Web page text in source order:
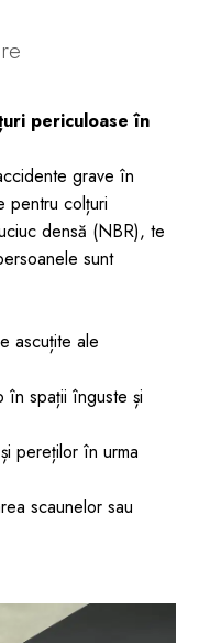
periculoase în
grave în
pentru colțuri
densă (NBR), te
sunt
ascuțite ale
în spații înguste și
pereților în urma
scaunelor sau